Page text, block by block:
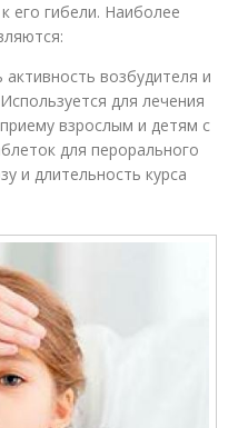
его гибели. Наиболее
возбудителя и
для лечения
взрослым и детям с
для перорального
и длительность курса